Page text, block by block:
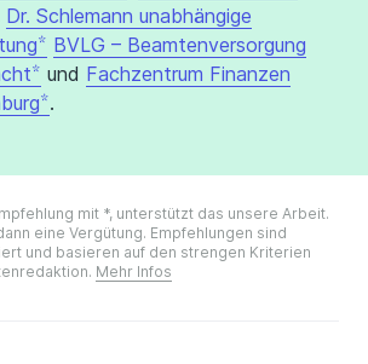
Dr. Schlemann unabhängige
BVLG – Beamtenversorgung
und Fachzentrum Finanzen
.
mit *, unterstützt das unsere Arbeit.
eine Vergütung. Empfehlungen sind
und basieren auf den strengen Kriterien
Mehr Infos